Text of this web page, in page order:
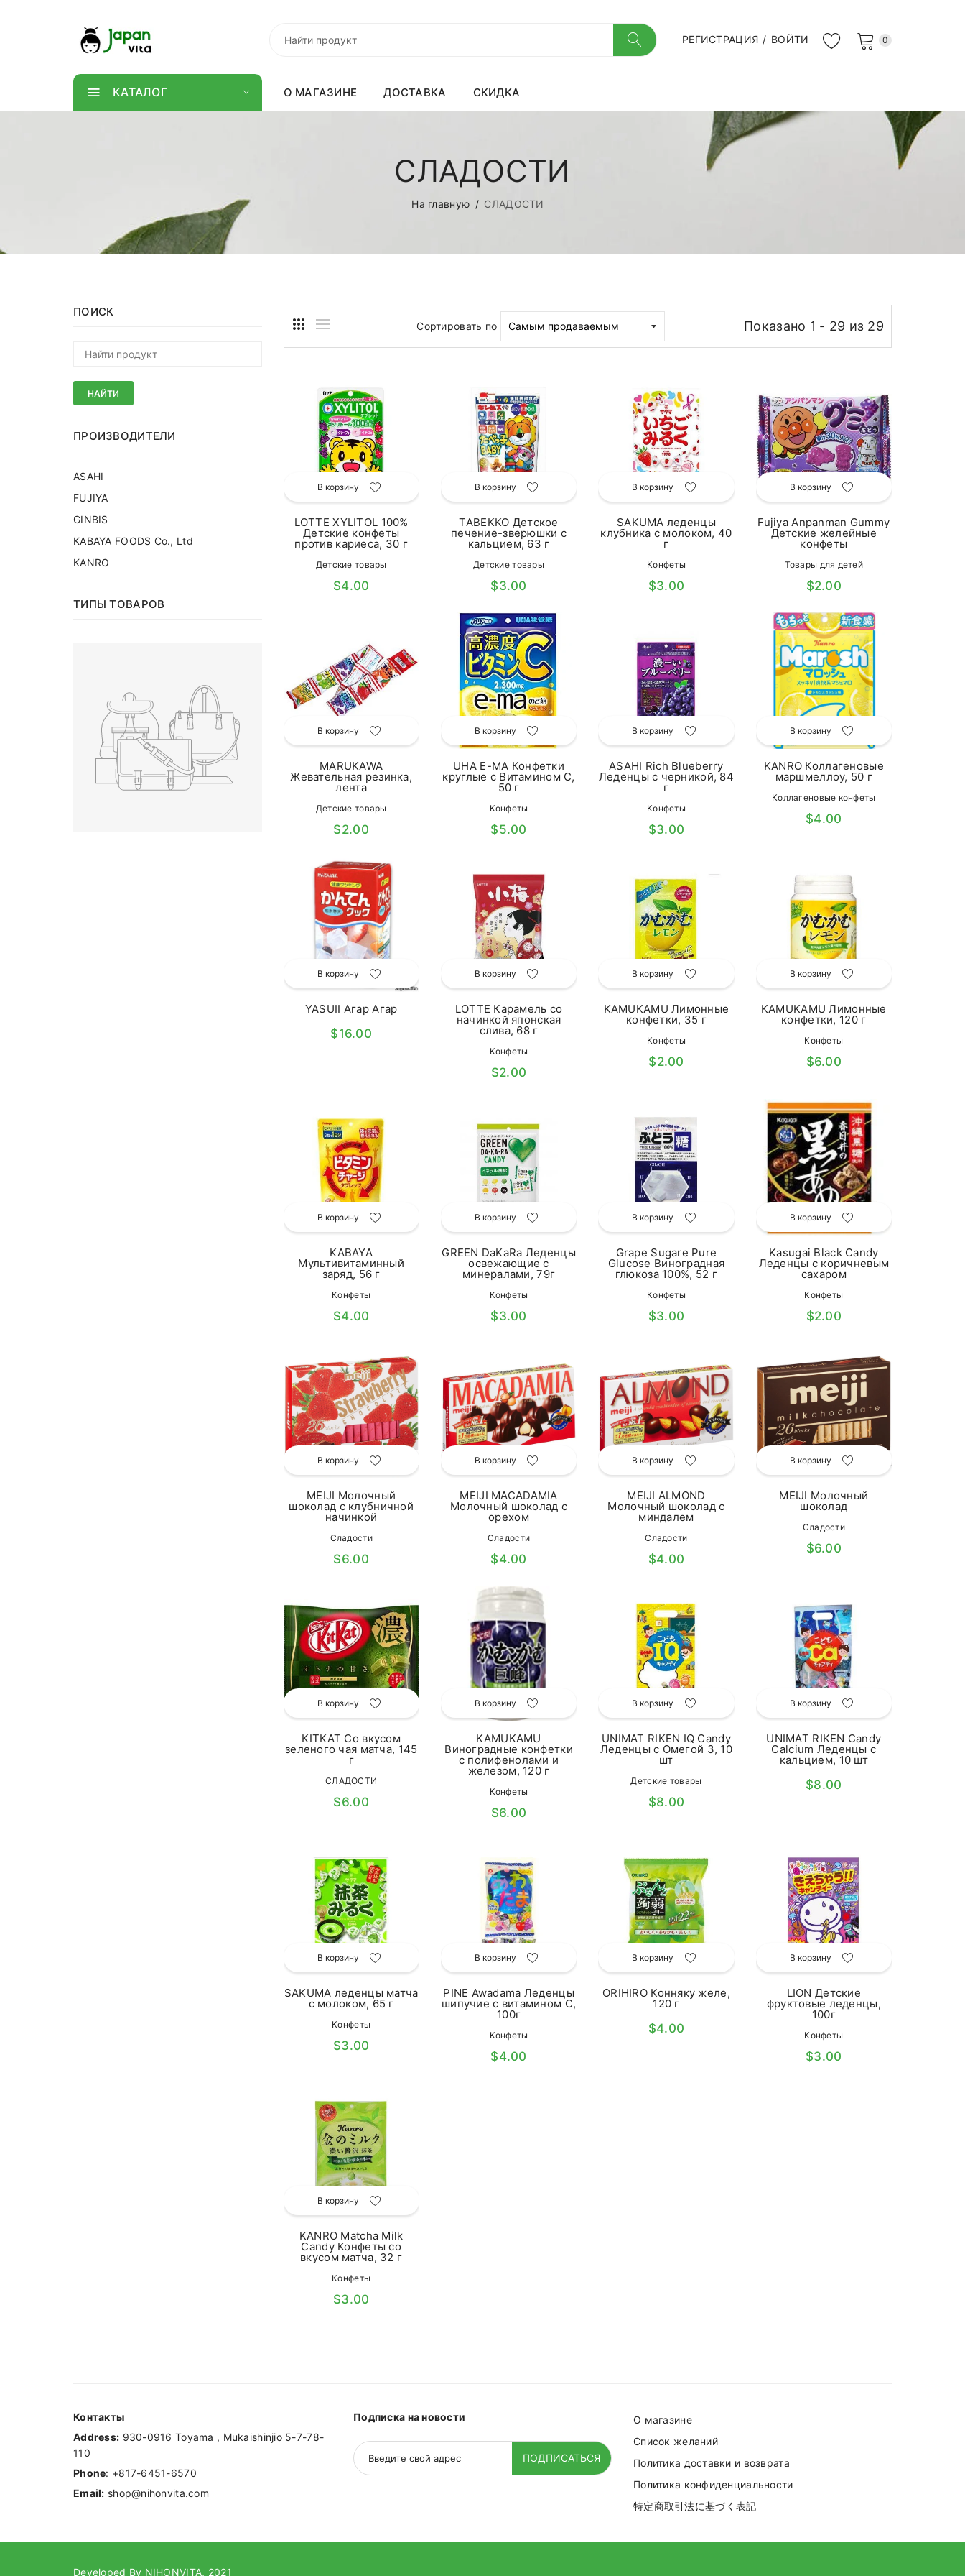
РЕГИСТРАЦИЯ / ВОЙТИ 0
КАТАЛОГ О МАГАЗИНЕ ДОСТАВКА СКИДКА
СЛАДОСТИ
На главную СЛАДОСТИ
Сортировать по Показано 1 - 29 из 29
В корзину
LOTTE XYLITOL 100%
Детские конфеты
против кариеса, 30 г
Детские товары
$4.00
В корзину
TABEKKO Детское
печение-зверюшки с
кальцием, 63 г
Детские товары
$3.00
В корзину
SAKUMA леденцы
клубника с молоком, 40
г
Конфеты
$3.00
В корзину
Fujiya Anpanman Gummy
Детские желейные
конфеты
Товары для детей
$2.00
В корзину
MARUKAWA
Жевательная резинка,
лента
Детские товары
$2.00
В корзину
UHA E-MA Конфетки
круглые с Витамином С,
50 г
Конфеты
$5.00
В корзину
ASAHI Rich Blueberry
Леденцы с черникой, 84
г
Конфеты
$3.00
В корзину
KANRO Коллагеновые
маршмеллоу, 50 г
Коллагеновые конфеты
$4.00
В корзину
YASUII Агар Агар
$16.00
В корзину
LOTTE Карамель со
начинкой японская
слива, 68 г
Конфеты
$2.00
В корзину
KAMUKAMU Лимонные
конфетки, 35 г
Конфеты
$2.00
В корзину
KAMUKAMU Лимонные
конфетки, 120 г
Конфеты
$6.00
В корзину
KABAYA
Мультивитаминный
заряд, 56 г
Конфеты
$4.00
В корзину
GREEN DaKaRa Леденцы
освежающие с
минералами, 79г
Конфеты
$3.00
В корзину
Grape Sugare Pure
Glucose Виноградная
глюкоза 100%, 52 г
Конфеты
$3.00
В корзину
Kasugai Black Candy
Леденцы с коричневым
сахаром
Конфеты
$2.00
В корзину
MEIJI Молочный
шоколад с клубничной
начинкой
Сладости
$6.00
В корзину
MEIJI MACADAMIA
Молочный шоколад с
орехом
Сладости
$4.00
В корзину
MEIJI ALMOND
Молочный шоколад с
миндалем
Сладости
$4.00
В корзину
MEIJI Молочный
шоколад
Сладости
$6.00
В корзину
KITKAT Со вкусом
зеленого чая матча, 145
г
СЛАДОСТИ
$6.00
В корзину
KAMUKAMU
Виноградные конфетки
с полифенолами и
железом, 120 г
Конфеты
$6.00
В корзину
UNIMAT RIKEN IQ Candy
Леденцы с Омегой 3, 10
шт
Детские товары
$8.00
В корзину
UNIMAT RIKEN Candy
Calcium Леденцы с
кальцием, 10 шт
$8.00
В корзину
SAKUMA леденцы матча
с молоком, 65 г
Конфеты
$3.00
В корзину
PINE Awadama Леденцы
шипучие с витамином С,
100г
Конфеты
$4.00
В корзину
ORIHIRO Конняку желе,
120 г
$4.00
В корзину
LION Детские
фруктовые леденцы,
100г
Конфеты
$3.00
В корзину
KANRO Matcha Milk
Candy Конфеты со
вкусом матча, 32 г
Конфеты
$3.00
ПОИСК
НАЙТИ
ПРОИЗВОДИТЕЛИ
ASAHI
FUJIYA
GINBIS
KABAYA FOODS Co., Ltd
KANRO
ТИПЫ ТОВАРОВ
Контакты
Address: 930-0916 Toyama , Mukaishinjio 5-7-78-
110
Phone: +817-6451-6570
Email: shop@nihonvita.com
Подписка на новости
ПОДПИСАТЬСЯ
О магазине
Список желаний
Политика доставки и возврата
Политика конфиденциальности
特定商取引法に基づく表記
Developed By NIHONVITA, 2021